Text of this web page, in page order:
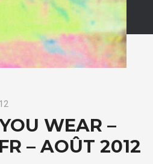
WEAR –
– AOÛT 2012